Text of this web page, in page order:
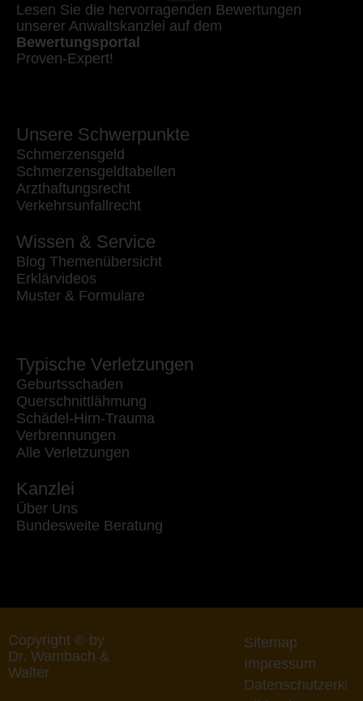
Lesen Sie die hervorragenden Bewertungen
unserer Anwaltskanzlei auf dem
Bewertungsportal
Proven-Expert!
Unsere Schwerpunkte
Schmerzensgeld
Schmerzensgeldtabellen
Arzthaftungsrecht
Verkehrsunfallrecht
Wissen & Service
Blog Themenübersicht
Erklärvideos
Muster & Formulare
Typische Verletzungen
Geburtsschaden
Querschnittlähmung
Schädel-Hirn-Trauma
Verbrennungen
Alle Verletzungen
Kanzlei
Über Uns
Bundesweite Beratung
Copyright © by
Dr. Wambach &
Walter
Sitemap
Impressum